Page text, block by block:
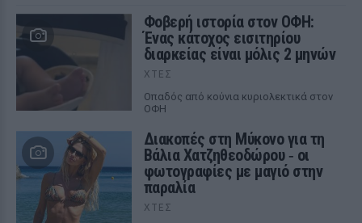
Φοβερή ιστορία στον ΟΦΗ:
Ένας κάτοχος εισιτηρίου
διαρκείας είναι μόλις 2 μηνών
ΧΤΕΣ
Οπαδός από κούνια κυριολεκτικά στον
ΟΦΗ
Διακοπές στη Μύκονο για τη
Βάλια Χατζηθεοδώρου ‑ οι
φωτογραφίες με μαγιό στην
παραλία
ΧΤΕΣ